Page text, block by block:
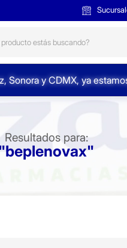
Sonora y CDMX, ya
Resultados para: